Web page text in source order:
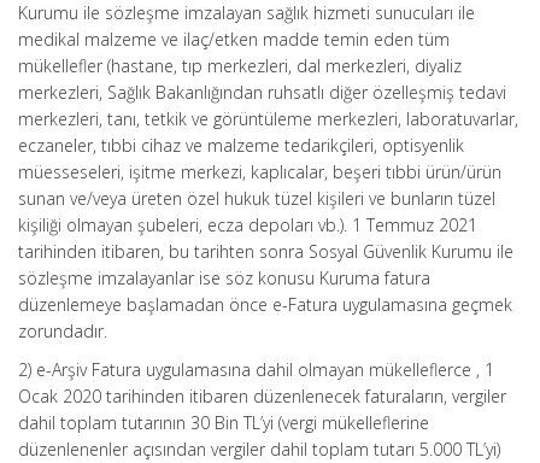
Kurumu ile sözleşme imzalayan sağlık hizmeti sunucuları ile
medikal malzeme ve ilaç/etken madde temin eden tüm
mükellefler (hastane, tıp merkezleri, dal merkezleri, diyaliz
merkezleri, Sağlık Bakanlığından ruhsatlı diğer özelleşmiş tedavi
merkezleri, tanı, tetkik ve görüntüleme merkezleri, laboratuvarlar,
eczaneler, tıbbi cihaz ve malzeme tedarikçileri, optisyenlik
müesseseleri, işitme merkezi, kaplıcalar, beşeri tıbbi ürün/ürün
sunan ve/veya üreten özel hukuk tüzel kişileri ve bunların tüzel
kişiliği olmayan şubeleri, ecza depoları vb.). 1 Temmuz 2021
tarihinden itibaren, bu tarihten sonra Sosyal Güvenlik Kurumu ile
sözleşme imzalayanlar ise söz konusu Kuruma fatura
düzenlemeye başlamadan önce e-Fatura uygulamasına geçmek
zorundadır.
2) e-Arşiv Fatura uygulamasına dahil olmayan mükelleflerce , 1
Ocak 2020 tarihinden itibaren düzenlenecek faturaların, vergiler
dahil toplam tutarının 30 Bin TL’yi (vergi mükelleflerine
düzenlenenler açısından vergiler dahil toplam tutarı 5.000 TL’yi)